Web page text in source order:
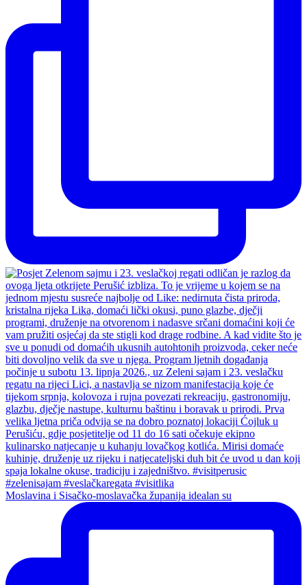
Moslavina i Sisačko-moslavačka županija idealan su